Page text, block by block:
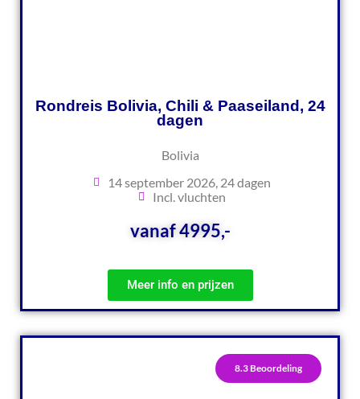
Rondreis Bolivia, Chili & Paaseiland, 24
dagen
Bolivia
14 september 2026, 24 dagen
Incl. vluchten
vanaf 4995,-
Meer info en prijzen
8.3 Beoordeling